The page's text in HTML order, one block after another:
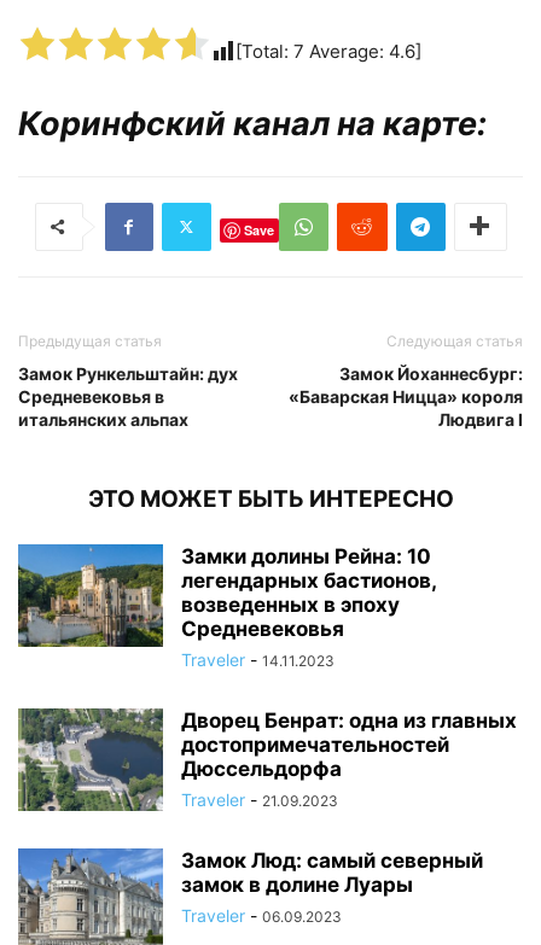
[Total: 7 Average: 4.6]
Коринфский канал на карте:
Save
Предыдущая статья
Замок Рункельштайн: дух
Средневековья в
итальянских альпах
Следующая статья
Замок Йоханнесбург:
«Баварская Ницца» короля
Людвига I
ЭТО МОЖЕТ БЫТЬ ИНТЕРЕСНО
Замки долины Рейна: 10
легендарных бастионов,
возведенных в эпоху
Средневековья
Traveler - 14.11.2023
Дворец Бенрат: одна из главных
достопримечательностей
Дюссельдорфа
Traveler - 21.09.2023
Замок Люд: самый северный
замок в долине Луары
Traveler - 06.09.2023